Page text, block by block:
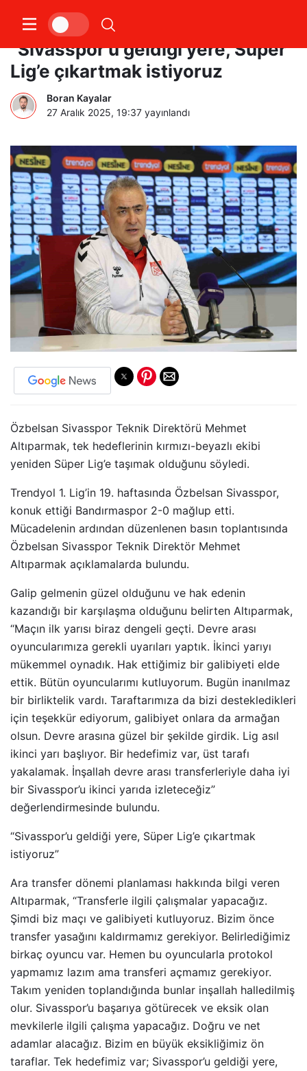
Mehmet Altıparmak:
“Sivasspor’u geldiği yere, Süper
Lig’e çıkartmak istiyoruz
Boran Kayalar
27 Aralık 2025, 19:37 yayınlandı
Özbelsan Sivasspor Teknik Direktörü Mehmet
Altıparmak, tek hedeflerinin kırmızı-beyazlı ekibi
yeniden Süper Lig’e taşımak olduğunu söyledi.
Trendyol 1. Lig’in 19. haftasında Özbelsan Sivasspor,
konuk ettiği Bandırmaspor 2-0 mağlup etti.
Mücadelenin ardından düzenlenen basın toplantısında
Özbelsan Sivasspor Teknik Direktör Mehmet
Altıparmak açıklamalarda bulundu.
Galip gelmenin güzel olduğunu ve hak edenin
kazandığı bir karşılaşma olduğunu belirten Altıparmak,
“Maçın ilk yarısı biraz dengeli geçti. Devre arası
oyuncularımıza gerekli uyarıları yaptık. İkinci yarıyı
mükemmel oynadık. Hak ettiğimiz bir galibiyeti elde
ettik. Bütün oyuncularımı kutluyorum. Bugün inanılmaz
bir birliktelik vardı. Taraftarımıza da bizi destekledikleri
için teşekkür ediyorum, galibiyet onlara da armağan
olsun. Devre arasına güzel bir şekilde girdik. Lig asıl
ikinci yarı başlıyor. Bir hedefimiz var, üst tarafı
yakalamak. İnşallah devre arası transferleriyle daha iyi
bir Sivasspor’u ikinci yarıda izleteceğiz”
değerlendirmesinde bulundu.
“Sivasspor’u geldiği yere, Süper Lig’e çıkartmak
istiyoruz”
Ara transfer dönemi planlaması hakkında bilgi veren
Altıparmak, “Transferle ilgili çalışmalar yapacağız.
Şimdi biz maçı ve galibiyeti kutluyoruz. Bizim önce
transfer yasağını kaldırmamız gerekiyor. Belirlediğimiz
birkaç oyuncu var. Hemen bu oyuncularla protokol
yapmamız lazım ama transferi açmamız gerekiyor.
Takım yeniden toplandığında bunlar inşallah halledilmiş
olur. Sivasspor’u başarıya götürecek ve eksik olan
mevkilerle ilgili çalışma yapacağız. Doğru ve net
adamlar alacağız. Bizim en büyük eksikliğimiz ön
taraflar. Tek hedefimiz var; Sivasspor’u geldiği yere,